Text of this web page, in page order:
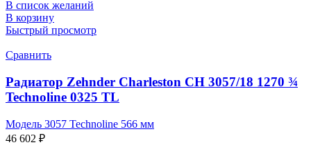
В список желаний
В корзину
Быстрый просмотр
Сравнить
Радиатор Zehnder Charleston CH 3057/18 1270 ¾
Technoline 0325 TL
Модель 3057 Technoline 566 мм
46 602 ₽